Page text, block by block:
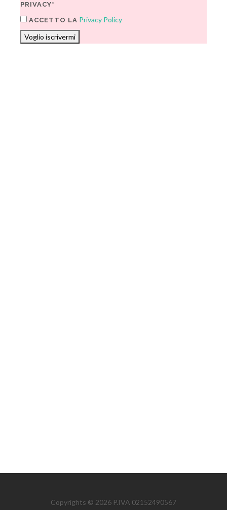
PRIVACY*
ACCETTO LA Privacy Policy
Voglio iscrivermi
Copyrights © 2026 P.IVA 02152490567